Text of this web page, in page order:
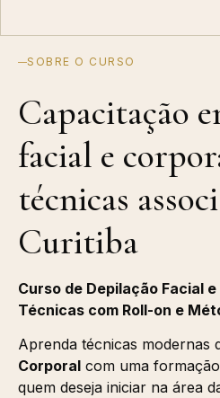
SOBRE O CURSO
Capacitação
facial e
técnicas
Curitiba
Curso de Depilação Facial
Técnicas com Roll-on e
Aprenda técnicas modernas
Corporal com uma
quem deseja iniciar na área